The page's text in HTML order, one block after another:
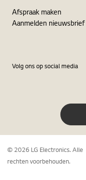
Afspraak maken
Aanmelden nieuwsbrief
Volg ons op social media
© 2026 LG Electronics. Alle
rechten voorbehouden.